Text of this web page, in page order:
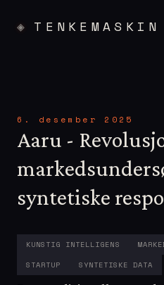
TENKEMASKIN
6. desember 2025
Aaru -
syntetiske
KUNSTIG INTELLIGENS
STARTUP
SYNTETISKE DATA